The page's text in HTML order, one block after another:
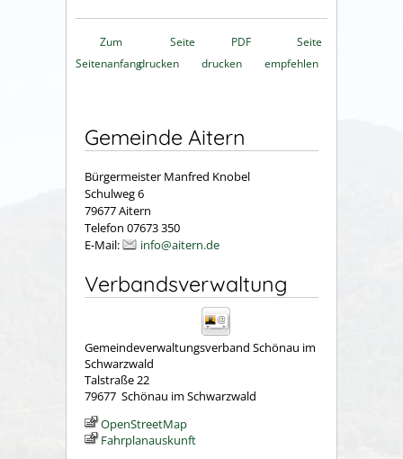
Zum
Seitenanfang
Seite
drucken
PDF
drucken
Seite
empfehlen
Gemeinde Aitern
Bürgermeister Manfred Knobel
Schulweg 6
79677 Aitern
Telefon 07673 350
E-Mail:
info@aitern.de
Verbandsverwaltung
Gemeindeverwaltungsverband Schönau im
Schwarzwald
Talstraße 22
79677 Schönau im Schwarzwald
OpenStreetMap
Fahrplanauskunft